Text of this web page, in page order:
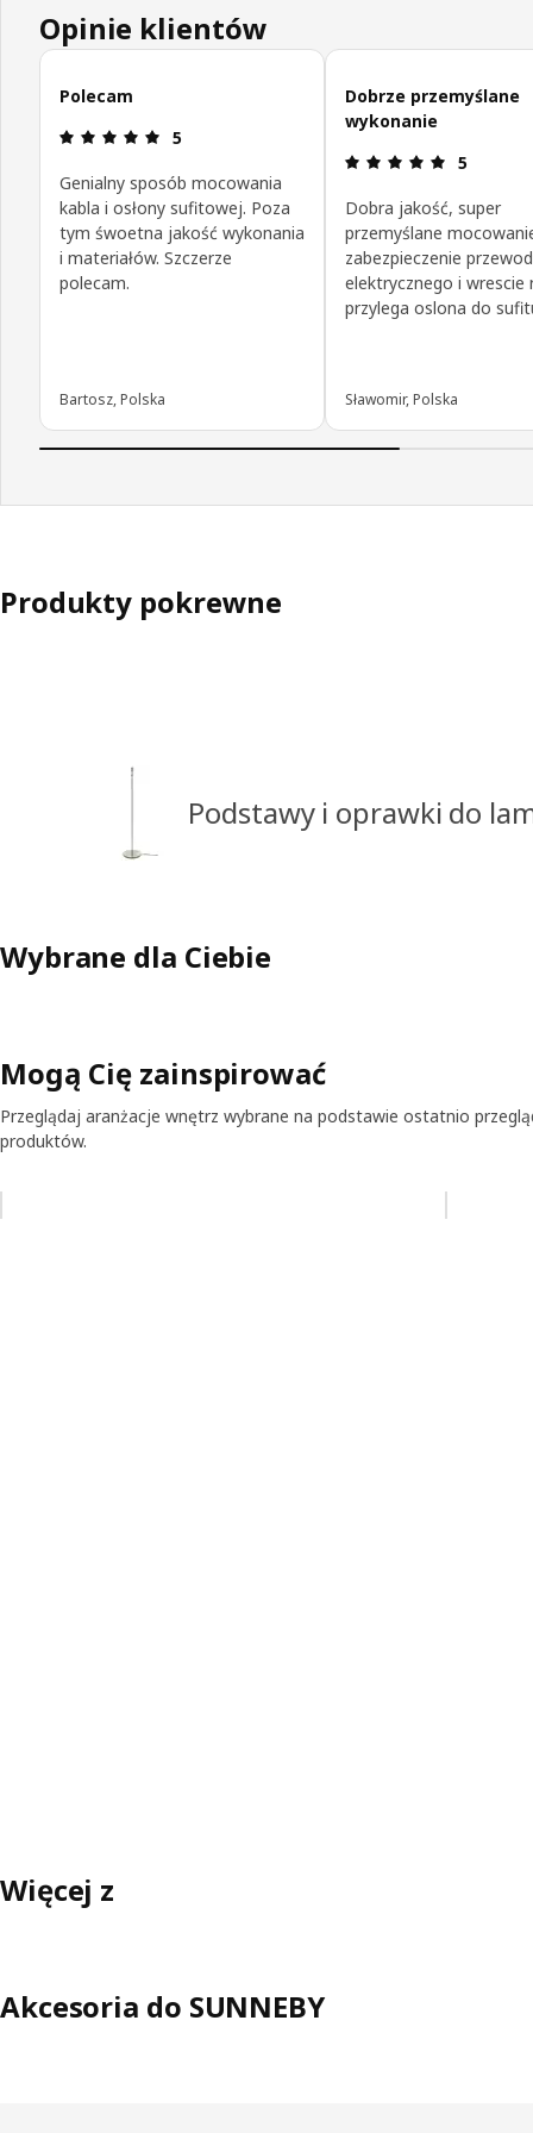
Opinie klientów
Pomiń opinie klientów
Polecam
Opinia: 5 na 5 gwiazdki.
5
Genialny sposób mocowania
kabla i osłony sufitowej. Poza
tym śwoetna jakość wykonania
i materiałów. Szczerze
polecam.
Bartosz, Polska
Dobrze przemyślane
wykonanie
Opinia: 5
5
Dobra jakość, super
przemyślane
zabezpieczenie
elektrycznego i wrescie
przylega oslona do
Sławomir, Polska
Produkty pokrewne
Podstawy i oprawki do
Wybrane dla Ciebie
Mogą Cię zainspirować
Przeglądaj aranżacje wnętrz wybrane na podstawie ostatnio
produktów.
Więcej z
Akcesoria do SUNNEBY